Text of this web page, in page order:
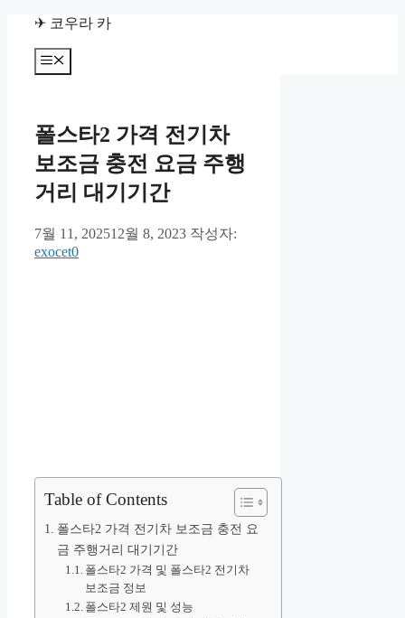
✈ 코우라 카
메
뉴
폴스타2 가격 전기차
보조금 충전 요금 주행
거리 대기기간
7월 11, 202512월 8, 2023 작성자:
exocet0
Table of Contents
폴스타2 가격 전기차 보조금 충전 요
금 주행거리 대기기간
폴스타2 가격 및 폴스타2 전기차
보조금 정보
폴스타2 제원 및 성능